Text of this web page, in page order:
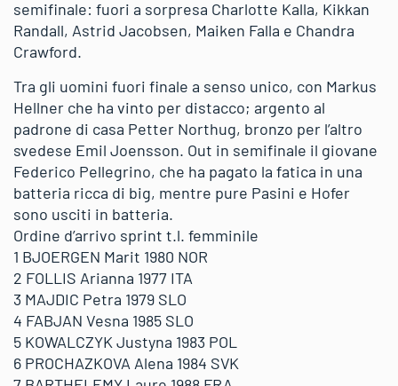
semifinale: fuori a sorpresa Charlotte Kalla, Kikkan
Randall, Astrid Jacobsen, Maiken Falla e Chandra
Crawford.
Tra gli uomini fuori finale a senso unico, con Markus
Hellner che ha vinto per distacco; argento al
padrone di casa Petter Northug, bronzo per l’altro
svedese Emil Joensson. Out in semifinale il giovane
Federico Pellegrino, che ha pagato la fatica in una
batteria ricca di big, mentre pure Pasini e Hofer
sono usciti in batteria.
Ordine d’arrivo sprint t.l. femminile
1 BJOERGEN Marit 1980 NOR
2 FOLLIS Arianna 1977 ITA
3 MAJDIC Petra 1979 SLO
4 FABJAN Vesna 1985 SLO
5 KOWALCZYK Justyna 1983 POL
6 PROCHAZKOVA Alena 1984 SVK